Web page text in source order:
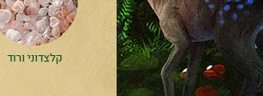
קלצדוני ורוד